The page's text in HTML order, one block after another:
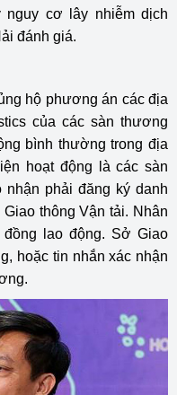
nguy cơ lây nhiễm dịch
đánh giá.
hộ phương án các địa
của các sàn thương
bình thường trong địa
hoạt động là các sàn
phải đăng ký danh
thông Vận tải. Nhân
lao động. Sở Giao
hoặc tin nhắn xác nhận